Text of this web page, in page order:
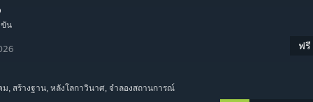
น
ฟรี
ม, สร้างฐาน, หลังโลกาวินาศ, จำลองสถานการณ์